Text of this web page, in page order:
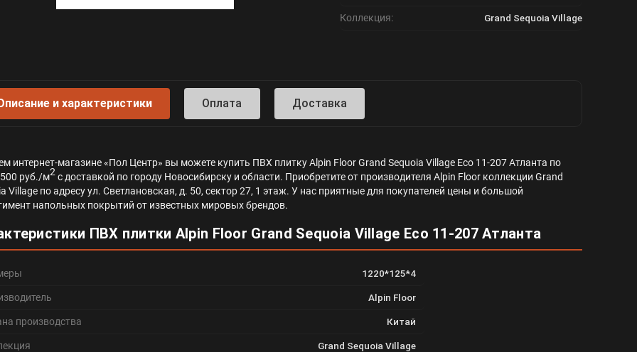
Коллекция: Grand Sequoia Village
и характеристики Оплата Доставка
интернет-магазине «Пол Центр» вы можете купить ПВХ плитку Alpin Floor Grand Sequoia Village Eco 11-207 Атланта по
руб./м2с доставкой по городу Новосибирску и области. Приобретите от производителя Alpin Floor коллекции Grand
Village по адресу ул. Светлановская, д. 50, сектор 27, 1 этаж. У нас приятные для покупателей цены и большой
напольных покрытий от известных мировых брендов.
ПВХ плитки Alpin Floor Grand Sequoia Village Eco 11-207 Атланта
1220*125*4
Alpin Floor
производства Китай
Grand Sequoia Village